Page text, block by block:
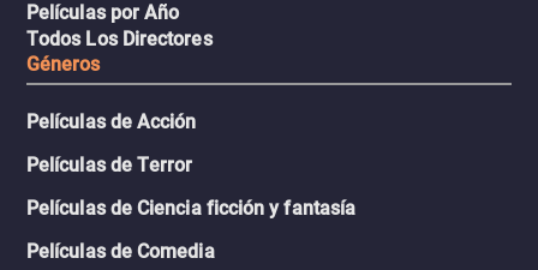
Películas por Año
Todos Los Directores
Géneros
Películas de Acción
Películas de Terror
Películas de Ciencia ficción y fantasía
Películas de Comedia